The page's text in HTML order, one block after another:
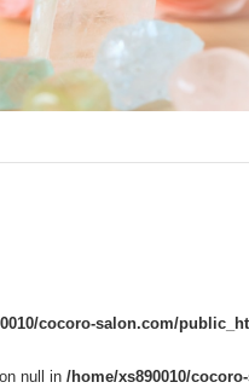
cocoro-salon.com/
null in /home/xs890010/